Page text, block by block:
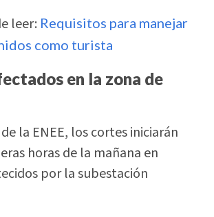
leer: Requisitos para manejar
como turista
en la zona de
la ENEE, los cortes iniciarán
horas de la mañana en
por la subestación